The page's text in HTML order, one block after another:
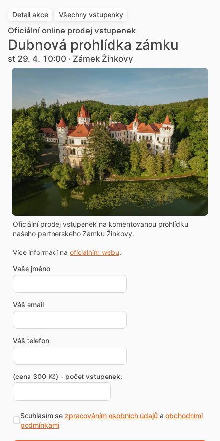
Detail akce Všechny vstupenky
Oficiální online prodej vstupenek
Dubnová prohlídka zámku
st 29. 4. 10:00 · Zámek Žinkovy
Oficiální prodej vstupenek na komentovanou prohlídku
našeho partnerského Zámku Žinkovy.
Více informací na oficiálním webu.
Vaše jméno
Váš email
Váš telefon
(cena 300 Kč) - počet vstupenek:
Souhlasím se zpracováním osobních údajůa obchodními
podmínkami